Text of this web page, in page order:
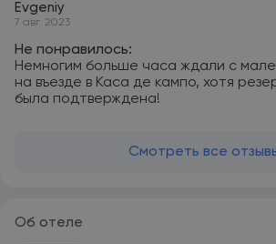
Evgeniy
7 авг. 2023
Не понравилось:
Немногим больше часа ждали с
на въезде в Каса де кампо, хотя
была подтверждена!
Смотреть все
Об отеле